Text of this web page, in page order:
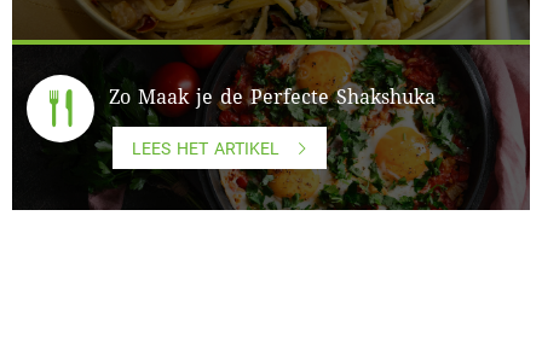
Zo Maak je de Perfecte Shakshuka
LEES HET ARTIKEL